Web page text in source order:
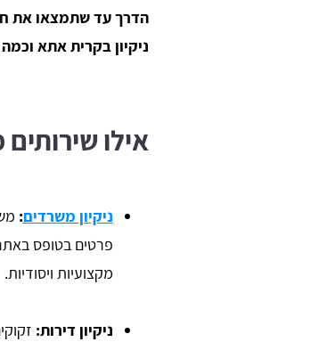
הדרך עד שתמצאו את
ניקיון בקרית אתא
אילו
ניקיון משרדים:
מקצועיות ויסודיות.
ניקיון דירות: